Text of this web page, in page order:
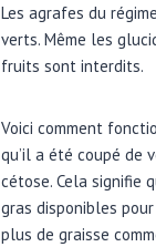
Les agrafes du
verts. Même les
fruits sont interdits.
Voici comment
qu’il a été coupé de
cétose. Cela signifie
gras disponibles
plus de graisse